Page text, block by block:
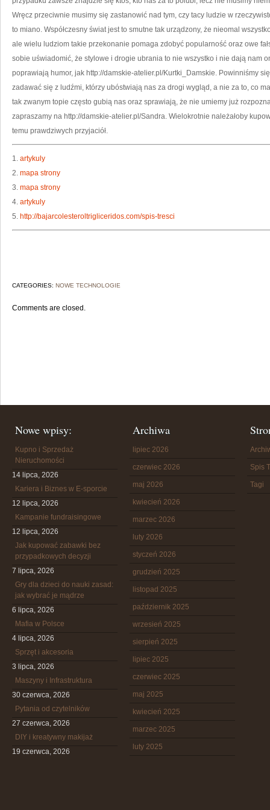
Wręcz przeciwnie musimy się zastanowić nad tym, czy tacy ludzie w
to miano. Współczesny świat jest to smutne tak urządzony, że nieomal
ale wielu ludziom takie przekonanie pomaga zdobyć popularność oraz owe
sobie uświadomić, że stylowe i drogie ubrania to nie wszystko i nie dają nam
poprawiają humor, jak http://damskie-atelier.pl/Kurtki_Damskie. Powinniśmy
zadawać się z ludźmi, którzy ubóstwiają nas za drogi wygląd, a nie za to, co
tak zwanym topie często gubią nas oraz sprawiają, że nie umiemy już
zapraszamy na http://damskie-atelier.pl/Sandra. Wielokrotnie należałoby
temu prawdziwych przyjaciół.
1. artykuly
2. mapa strony
3. mapa strony
4. artykuly
5. http://bajarcolesteroltrigliceridos.com/spis-tresci
CATEGORIES: NOWE TECHNOLOGIE
Comments are closed.
Nowe wpisy:
Kupno i Sprzedaż
Nieruchomości
14 lipca, 2026
Kariera i Biznes w E-sporcie
12 lipca, 2026
Kampanie fundraisingowe
12 lipca, 2026
Jak kupować zabawki bez
przypadkowych decyzji
7 lipca, 2026
Gry dla dzieci do nauki zasad:
jak wybrać je mądrze
6 lipca, 2026
Mafia w Polsce
4 lipca, 2026
Sprzęt i akcesoria
3 lipca, 2026
Maszyny i Infrastruktura
30 czerwca, 2026
Pytania od czytelników
27 czerwca, 2026
DIY i kreatywny makijaż
19 czerwca, 2026
Archiwa
lipiec 2026
czerwiec 2026
maj 2026
kwiecień 2026
marzec 2026
luty 2026
styczeń 2026
grudzień 2025
listopad 2025
październik 2025
wrzesień 2025
sierpień 2025
lipiec 2025
czerwiec 2025
maj 2025
kwiecień 2025
marzec 2025
luty 2025
Spis
Tagi